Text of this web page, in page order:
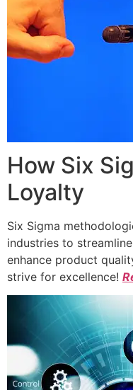
How Six
Loyalty
Six Sigma
industries to
enhance product
strive for excellence!